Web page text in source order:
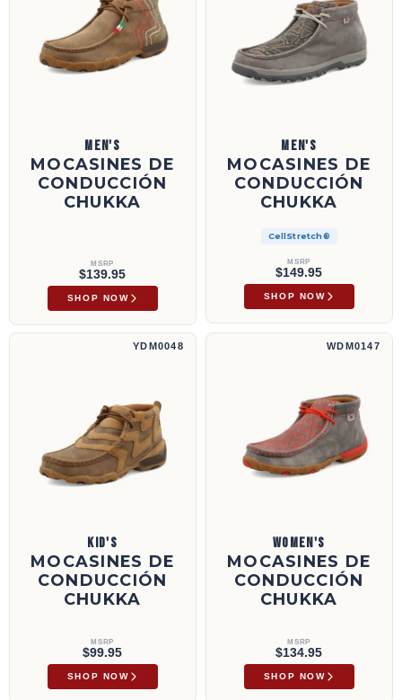
MEN'S
MOCASINES DE
CONDUCCIÓN
CHUKKA
MSRP
$139.95
SHOP NOW
MEN'S
MOCASINES DE
CONDUCCIÓN
CHUKKA
CellStretch®
MSRP
$149.95
SHOP NOW
Mocasines de conducción Chukka | YDM0048
YDM0048
KID'S
MOCASINES DE
CONDUCCIÓN
CHUKKA
MSRP
$99.95
SHOP NOW
Mocasines de conducción Chukka |
WDM0147
WOMEN'S
MOCASINES DE
CONDUCCIÓN
CHUKKA
MSRP
$134.95
SHOP NOW